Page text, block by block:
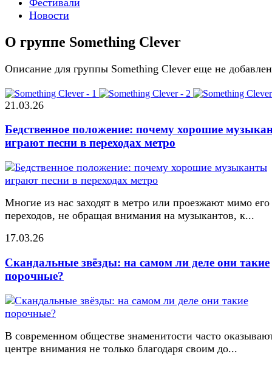
Новости
О группе Something Clever
Описание для группы Something Clever еще не
21.03.26
Бедственное положение: почему хорошие
играют песни в переходах метро
Многие из нас заходят в метро или проезжают мимо его
переходов, не обращая внимания на музыкантов, к...
17.03.26
Скандальные звёзды: на самом ли деле они такие
порочные?
В современном обществе знаменитости часто
центре внимания не только благодаря своим до...